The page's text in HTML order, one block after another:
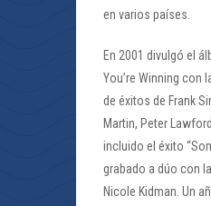
en varios países.
En 2001 divulgó el
You’re Winning con
de éxitos de Frank
Martin, Peter
incluido el éxito
grabado a dúo con
Nicole Kidman. Un